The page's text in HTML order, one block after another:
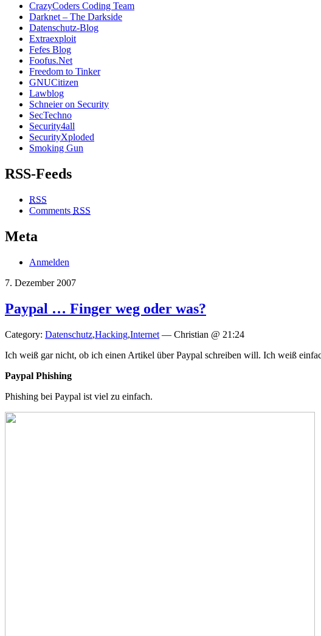
CrazyCoders Coding Team
Darknet – The Darkside
Datenschutz-Blog
Extraexploit
Fefes Blog
Foofus.Net
Freedom to Tinker
GNUCitizen
Lawblog
Schneier on Security
SecTechno
Security4all
SecurityXploded
Smoking Gun
RSS-Feeds
RSS
Comments RSS
Meta
Anmelden
7. Dezember 2007
Paypal … Finger weg oder was?
Category: Datenschutz,Hacking,Internet — Christian @ 21:24
Ich weiß gar nicht, ob ich einen Artikel über Paypal schreiben will. Ich weiß
Paypal Phishing
Phishing bei Paypal ist viel zu einfach.